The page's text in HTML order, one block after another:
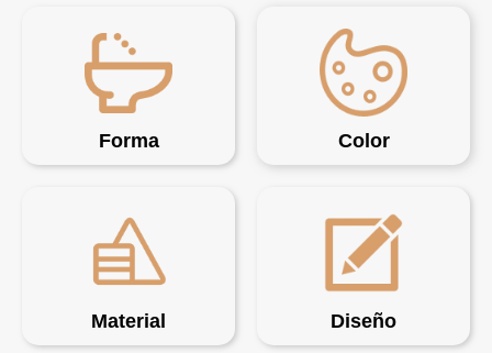
Forma Color
Material Diseño